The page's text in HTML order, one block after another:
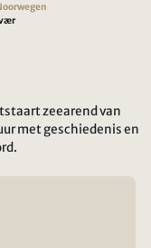
zeearend van
met geschiedenis en